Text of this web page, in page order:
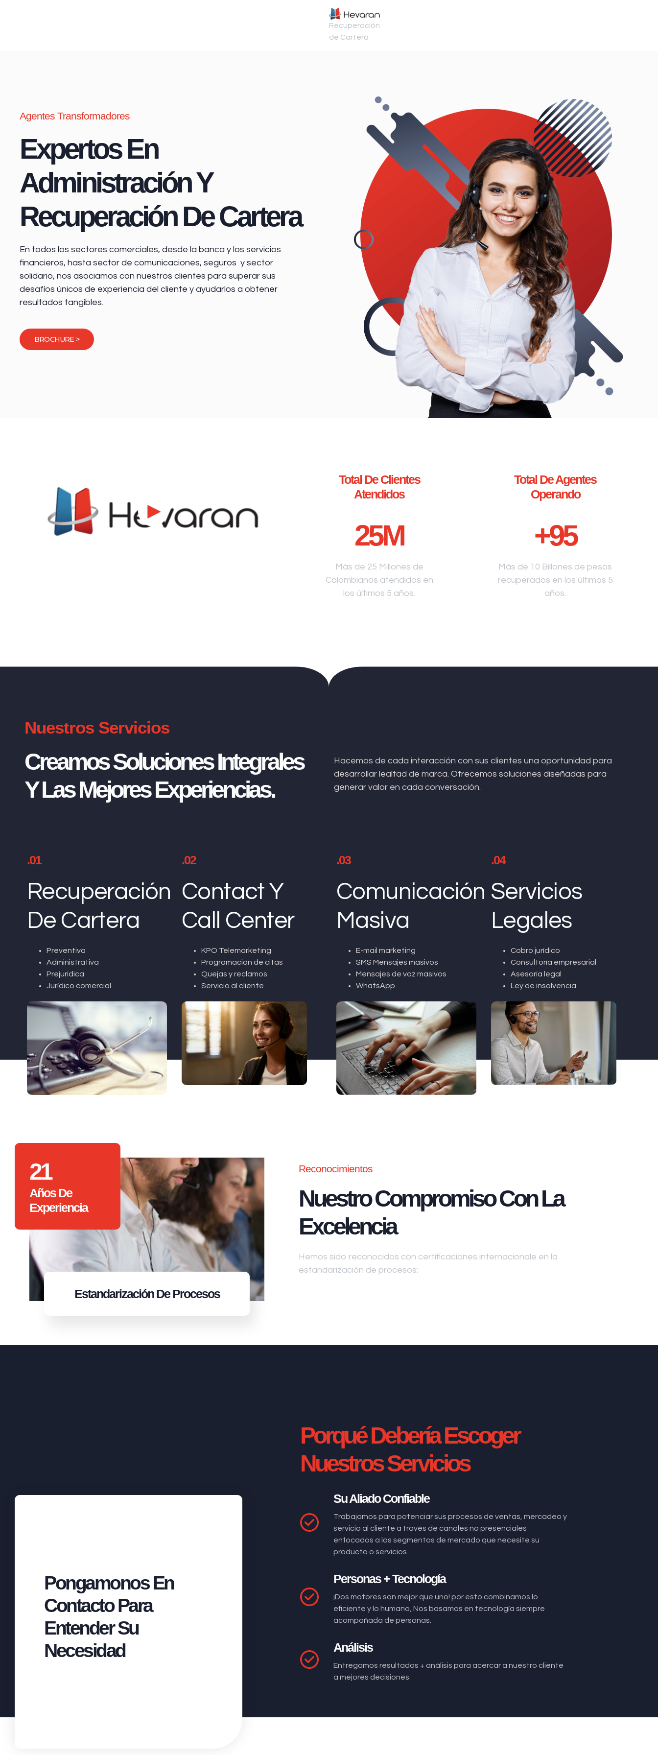
Recuperación
de Cartera
Agentes Transformadores
Expertos En
Administración Y
Recuperación De Cartera
En todos los sectores comerciales, desde la banca y los servicios
financieros, hasta sector de comunicaciones, seguros y sector
solidario, nos asociamos con nuestros clientes para superar sus
desafíos únicos de experiencia del cliente y ayudarlos a obtener
resultados tangibles.
BROCHURE >
Total De Clientes
Atendidos
25M
Más de 25 Millones de
Colombianos atendidos en
los últimos 5 años.
Total De Agentes
Operando
+95
Más de 10 Billones de pesos
recuperados en los últimos 5
años.
Nuestros Servicios
Creamos Soluciones Integrales
Y Las Mejores Experiencias.
Hacemos de cada interacción con sus clientes una oportunidad para
desarrollar lealtad de marca. Ofrecemos soluciones diseñadas para
generar valor en cada conversación.
.01
Recuperación
De Cartera
Preventiva
Administrativa
Prejurídica
Jurídico comercial
.02
Contact Y
Call Center
KPO Telemarketing
Programación de citas
Quejas y reclamos
Servicio al cliente
.03
Comunicación
Masiva
E-mail marketing
SMS Mensajes masivos
Mensajes de voz masivos
WhatsApp
.04
Servicios
Legales
Cobro jurídico
Consultoría empresarial
Asesoría legal
Ley de insolvencia
21
Años De
Experiencia
EstandarizaciónDe Procesos
Reconocimientos
Nuestro Compromiso Con La
Excelencia
Hemos sido reconocidos con certificaciones internacionale en la
estandarización de procesos:
Pongamonos En
Contacto Para
Entender Su
Necesidad
Porqué Debería Escoger
Nuestros Servicios
Su Aliado Confiable
Trabajamos para potenciar sus procesos de ventas, mercadeo y
servicio al cliente a través de canales no presenciales
enfocados a los segmentos de mercado que necesite su
producto o servicios.
Personas + Tecnología
¡Dos motores son mejor que uno! por esto combinamos lo
eficiente y lo humano, Nos basamos en tecnología siempre
acompañada de personas.
Análisis
Entregamos resultados + análisis para acercar a nuestro cliente
a mejores decisiones.